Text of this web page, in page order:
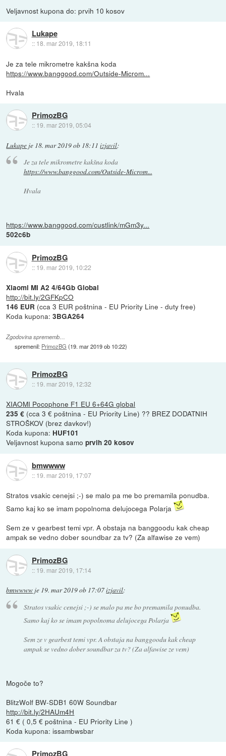
Veljavnost kupona do: prvih 10 kosov
Lukape
:: 18. mar 2019, 18:11
Je za tele mikrometre kakšna koda
https://www.banggood.com/Outside-Microm...
Hvala
PrimozBG
:: 19. mar 2019, 05:04
Lukape je 18. mar 2019 ob 18:11 izjavil:
Je za tele mikrometre kakšna koda
https://www.banggood.com/Outside-Microm...
Hvala
https://www.banggood.com/custlink/mGm3y...
502c6b
PrimozBG
:: 19. mar 2019, 10:22
Xiaomi MI A2 4/64Gb Global
http://bit.ly/2GFKpCO
146 EUR (cca 3 EUR poštnina - EU Priority Line - duty free)
Koda kupona:3BGA264
Zgodovina sprememb…
spremenil: PrimozBG (19. mar 2019 ob 10:22)
PrimozBG
:: 19. mar 2019, 12:32
XIAOMI Pocophone F1 EU 6+64G global
235 € (cca 3 € poštnina - EU Priority Line) ?? BREZ DODATNIH
STROŠKOV (brez davkov!)
Koda kupona: HUF101
Veljavnost kupona samoprvih 20 kosov
bmwwww
:: 19. mar 2019, 17:07
Stratos vsakic cenejsi ;-) se malo pa me bo premamila ponudba.
Samo kaj ko se imam popolnoma delujocega Polarja
Sem ze v gearbest temi vpr. A obstaja na banggoodu kak cheap
ampak se vedno dober soundbar za tv? (Za alfawise ze vem)
PrimozBG
:: 19. mar 2019, 17:14
bmwwww je 19. mar 2019 ob 17:07izjavil:
Stratos vsakic cenejsi ;-) se malo pa me bo premamila ponudba.
Samo kaj ko se imam popolnoma delujocega Polarja
Sem ze v gearbest temi vpr. A obstaja na banggoodu kak cheap
ampak se vedno dober soundbar za tv? (Za alfawise ze vem)
Mogoče to?
BlitzWolf BW-SDB1 60W Soundbar
http://bit.ly/2HAUm4H
61 € ( 0,5 € poštnina - EU Priority Line )
Koda kupona: issambwsbar
PrimozBG